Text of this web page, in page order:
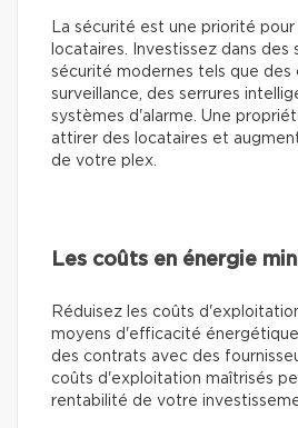
La sécurité est une priorité
locataires. Investissez dans des
sécurité modernes tels que des
surveillance, des serrures
systèmes d'alarme. Une
attirer des locataires et
de votre plex.
Les coûts en énergie
Réduisez les coûts
moyens d'efficacité
des contrats avec des
coûts d'exploitation maîtrisés
rentabilité de votre